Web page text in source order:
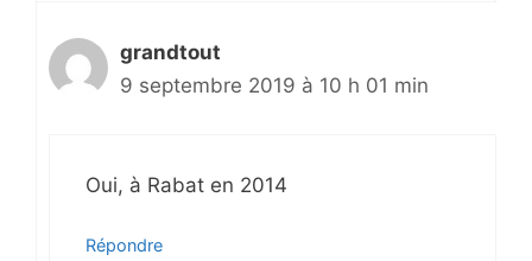
grandtout
9 septembre 2019 à 10 h 01 min
Oui, à Rabat en 2014
Répondre